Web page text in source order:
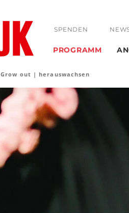
SPENDEN
PROGRAMM
Grow out | herauswachsen